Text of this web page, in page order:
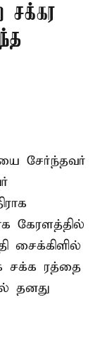
சக்கர
சேர்ந்தவர்
கேரளத்தில்
சைக்கிளில்
சக்க ரத்தை
தனது